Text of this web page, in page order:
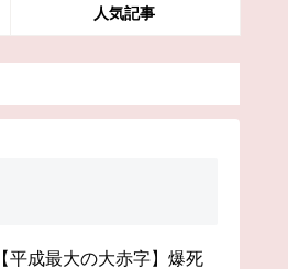
人気記事
【平成最大の大赤字】爆死